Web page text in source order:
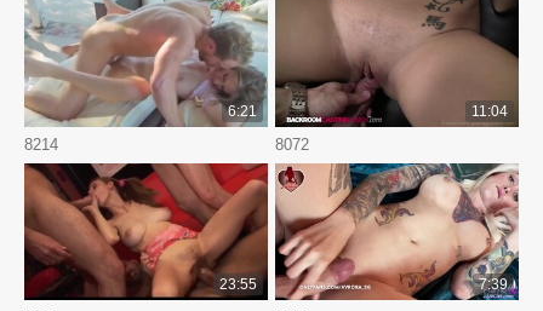
8214
6:21
8072
11:04
23:55 7:39